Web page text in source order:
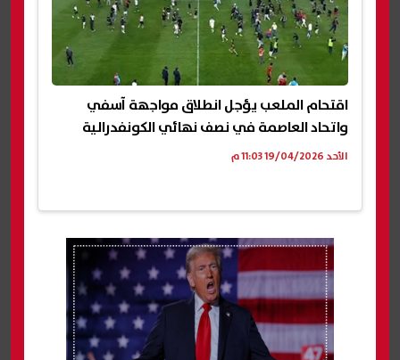
اقتحام الملعب يؤجل انطلاق مواجهة آسفي
واتحاد العاصمة في نصف نهائي الكونفدرالية
الأحد 19/04/2026 11:03 م